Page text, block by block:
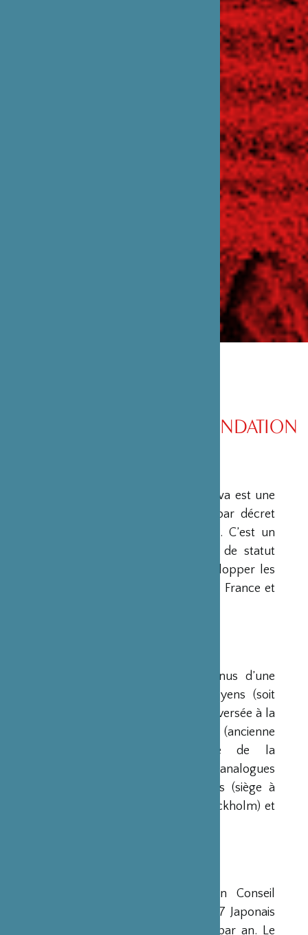
PRÉSENTATION DE LA FONDATION
La Fondation Franco-Japonaise Sasakawa est une
fondation reconnue d’utilité publique par décret
du Premier Ministre du 23 mars 1990. C’est un
organisme privé, sans but lucratif et de statut
français, qui a pour mission de « développer les
relations culturelles et d’amitié entre la France et
Ses ressources proviennent des revenus d’une
dotation initiale de trois milliards de yens (soit
environ 20 millions d’euros à l’époque) versée à la
France par la Fondation Nippon (ancienne
Fondation de l’Industrie Japonaise de la
Construction Navale). Des institutions analogues
avaient déjà été créées aux Etats-Unis (siège à
New-York), en Scandinavie (siège à Stockholm) et
La Fondation est administrée par un Conseil
d’Administration de 15 membres, dont 7 Japonais
et 8 Français, qui se réunit deux fois par an. Le